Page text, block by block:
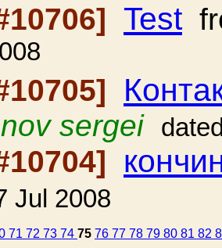
Test
sergei
Jul 2008
71 72 73 74 75 76 77 78 79 80 81 82